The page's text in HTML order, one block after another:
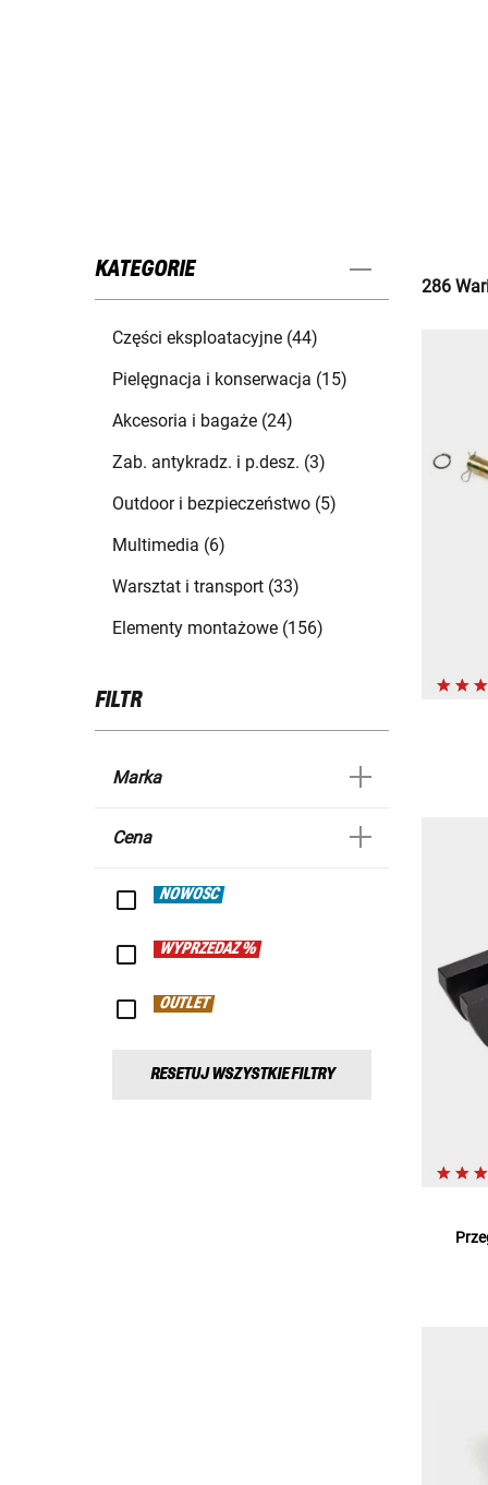
KATEGORIE
Części eksploatacyjne (44)
Pielęgnacja i konserwacja (15)
Akcesoria i bagaże (24)
Zab. antykradz. i p.desz. (3)
Outdoor i bezpieczeństwo (5)
Multimedia (6)
Warsztat i transport (33)
Elementy montażowe (156)
FILTR
Marka
Cena
NOWOŚĆ
WYPRZEDAŻ %
OUTLET
RESETUJ WSZYSTKIE FILTRY
286